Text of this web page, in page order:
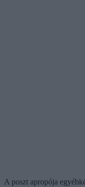
A poszt apropója